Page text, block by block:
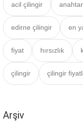
acil çilingir
edirne çilingir en
fiyat hırsızlık
çilingir çilingir
Arşiv